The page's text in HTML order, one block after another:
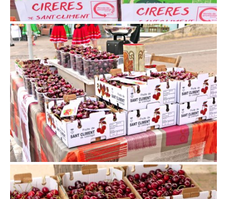
Exposició de Cireres a Sant Climent de Llobregat
Exposició de Cireres a Sant Climent de Llobregat